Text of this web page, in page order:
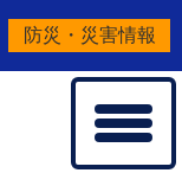
防災・災害情報